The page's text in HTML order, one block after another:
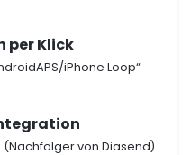
per Klick
iPhone Loop“
von Diasend)